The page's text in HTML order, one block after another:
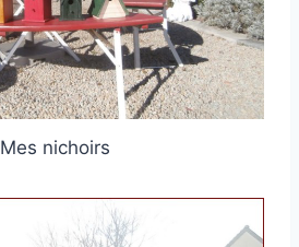
Mes nichoirs